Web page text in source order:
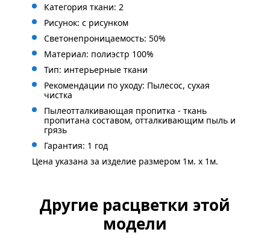
Категория ткани: 2
Рисунок: с рисунком
Светонепроницаемость: 50%
Материал: полиэстр 100%
Тип: интерьерные ткани
Рекомендации по уходу: Пылесос, сухая
чистка
Пылеотталкивающая пропитка - ткань
пропитана составом, отталкивающим пыль и
грязь
Гарантия: 1 год
Цена указана за изделие размером 1м. x 1м.
Другие расцветки этой
модели